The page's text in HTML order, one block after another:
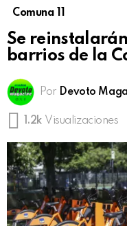
Comuna 11
Se
barrios de la
Por Devoto
1.2k Visualizaciones